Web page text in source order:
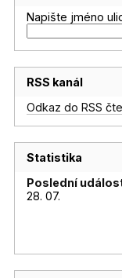
Napište jméno
RSS kanál
Odkaz do RSS
Statistika
Poslední
28. 07.